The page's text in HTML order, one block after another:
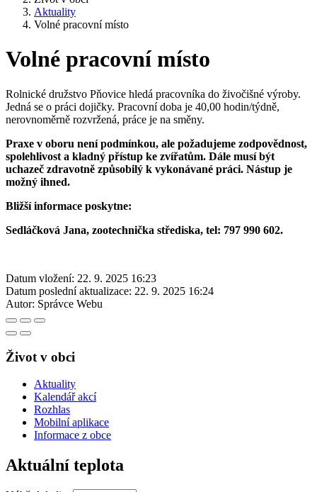
Aktuality
Volné pracovní místo
Volné pracovní místo
Rolnické družstvo Pňovice hledá pracovníka do živočišné výroby.
Jedná se o práci dojičky. Pracovní doba je 40,00 hodin/týdně,
nerovnoměrně rozvržená, práce je na směny.
Praxe v oboru není podmínkou, ale požadujeme zodpovědnost,
spolehlivost a kladný přístup ke zvířatům. Dále musí být
uchazeč zdravotně způsobilý k vykonávané práci. Nástup je
možný ihned.
Bližší informace poskytne:
Sedláčková Jana, zootechnička střediska, tel: 797 990 602.
Datum vložení: 22. 9. 2025 16:23
Datum poslední aktualizace: 22. 9. 2025 16:24
Autor: Správce Webu
Život v obci
Aktuality
Kalendář akcí
Rozhlas
Mobilní aplikace
Informace z obce
Aktuální teplota